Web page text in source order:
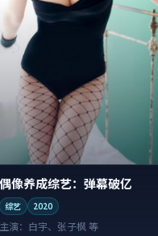
偶像养成综艺：弹幕破亿
综艺 2020
主演： 白宇、张子枫 等